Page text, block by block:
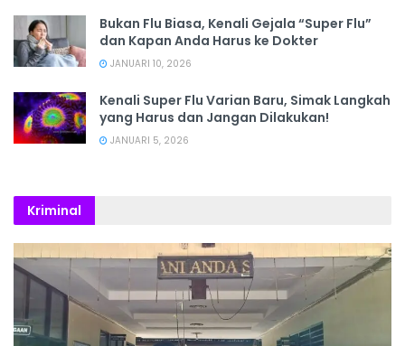
Bukan Flu Biasa, Kenali Gejala “Super Flu”
dan Kapan Anda Harus ke Dokter
JANUARI 10, 2026
Kenali Super Flu Varian Baru, Simak Langkah
yang Harus dan Jangan Dilakukan!
JANUARI 5, 2026
Kriminal